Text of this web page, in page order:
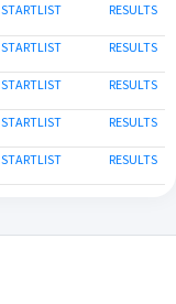
STARTLIST RESULTS
STARTLIST RESULTS
STARTLIST RESULTS
STARTLIST RESULTS
STARTLIST RESULTS